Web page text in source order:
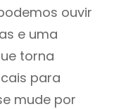
ouvir
e uma
torna
para
mude por